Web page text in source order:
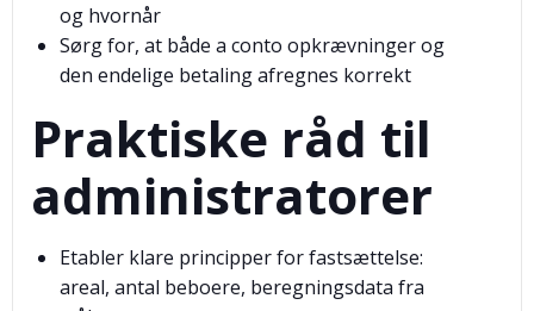
og hvornår
Sørg for, at både a conto opkrævninger og
den endelige betaling afregnes korrekt
Praktiske råd til
administratorer
Etabler klare principper for fastsættelse:
areal, antal beboere, beregningsdata fra